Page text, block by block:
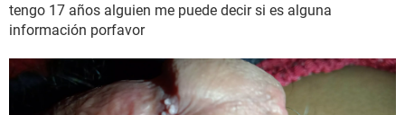
SEXUALIDAD
GLOSARIO
tengo 17 años alguien me puede decir si es alguna
información porfavor